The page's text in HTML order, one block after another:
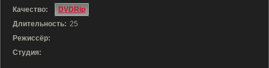
Качество:
DVDRip
Длительность: 25
Режиссёр:
Студия: